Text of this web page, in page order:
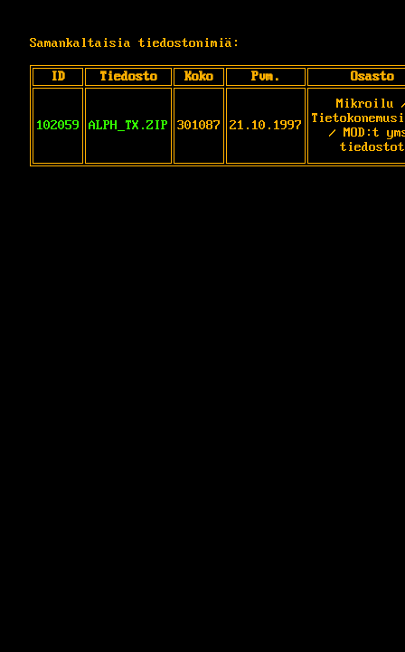
Samankaltaisia tiedostonimiä:
ID Tiedosto Koko Pvm. Osasto
102059 ALPH_TX.ZIP 301087 21.10.1997
Mikroilu
/ MOD:t
tiedostot